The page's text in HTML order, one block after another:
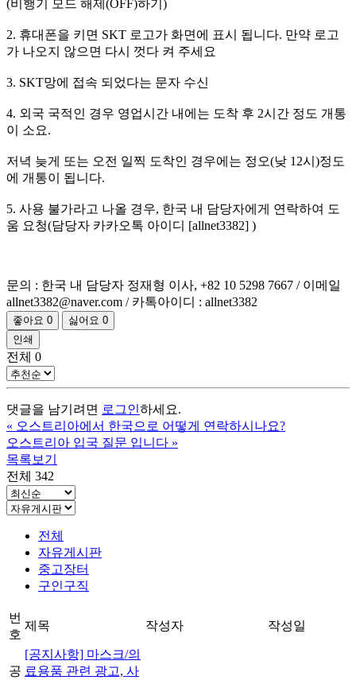
(비행기 모드 해제(OFF)하기)
2. 휴대폰을 키면 SKT 로고가 화면에 표시 됩니다. 만약 로고
가 나오지 않으면 다시 껏다 켜 주세요
3. SKT망에 접속 되었다는 문자 수신
4. 외국 국적인 경우 영업시간 내에는 도착 후 2시간 정도 개통
이 소요.
저녁 늦게 또는 오전 일찍 도착인 경우에는 정오(낮 12시)정도
에 개통이 됩니다.
5. 사용 불가라고 나올 경우, 한국 내 담당자에게 연락하여 도
움 요청(담당자 카카오톡 아이디 [allnet3382] )
문의 : 한국 내 담당자 정재형 이사, +82 10 5298 7667 / 이메일
allnet3382@naver.com / 카톡아이디 : allnet3382
좋아요 0 싫어요 0
인쇄
전체 0
댓글을 남기려면 로그인하세요.
« 오스트리아에서 한국으로 어떻게 연락하시나요?
오스트리아 입국 질문 입니다 »
목록보기
전체 342
전체
자유게시판
중고장터
구인구직
번
호
제목 작성자 작성일
공
[공지사항] 마스크/의
료용품 관련 광고, 사